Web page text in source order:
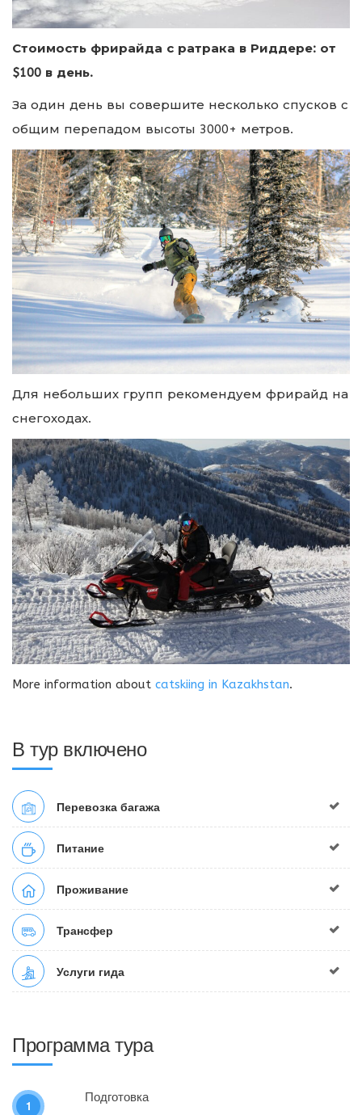
Стоимость фрирайда с ратрака в Риддере: от
$100 в день.
За один день вы совершите несколько спусков с
общим перепадом высоты 3000+ метров.
Для небольших групп рекомендуем фрирайд на
снегоходах.
More information about catskiing in Kazakhstan.
В тур включено
Перевозка багажа
Питание
Проживание
Трансфер
Услуги гида
Программа тура
1
Подготовка